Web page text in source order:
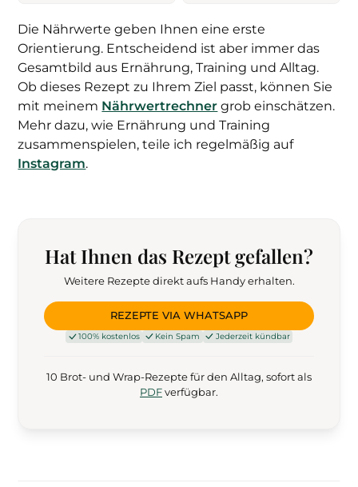
Die Nährwerte geben Ihnen eine erste
Orientierung. Entscheidend ist aber immer das
Gesamtbild aus Ernährung, Training und Alltag.
Ob dieses Rezept zu Ihrem Ziel passt, können Sie
mit meinem Nährwertrechner grob einschätzen.
Mehr dazu, wie Ernährung und Training
zusammenspielen, teile ich regelmäßig auf
Instagram.
Hat Ihnen das Rezept gefallen?
Weitere Rezepte direkt aufs Handy erhalten.
REZEPTE VIA WHATSAPP
100% kostenlos Kein Spam Jederzeit kündbar
10 Brot- und Wrap-Rezepte für den Alltag, sofort als
PDF verfügbar.